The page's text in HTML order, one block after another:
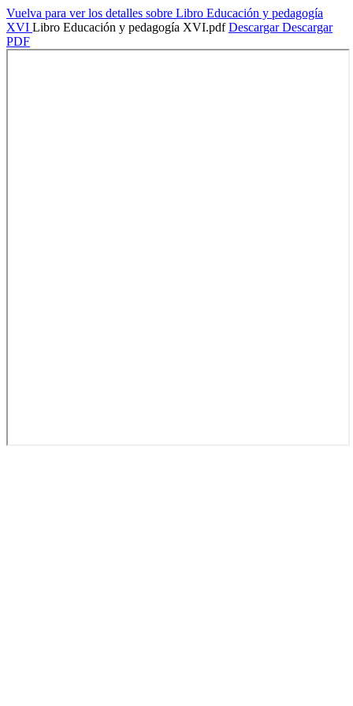
Vuelva para ver los detalles sobre Libro Educación y pedagogía
XVI Libro Educación y pedagogía XVI.pdfDescargarDescargar
PDF